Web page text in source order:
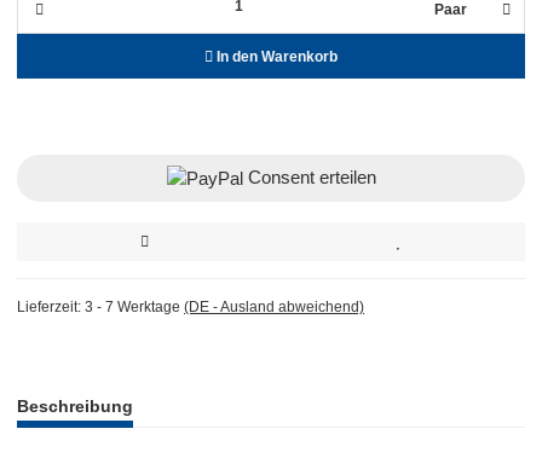
Paar
In den Warenkorb
Consent erteilen
Lieferzeit: 3 - 7 Werktage (DE - Ausland abweichend)
Beschreibung